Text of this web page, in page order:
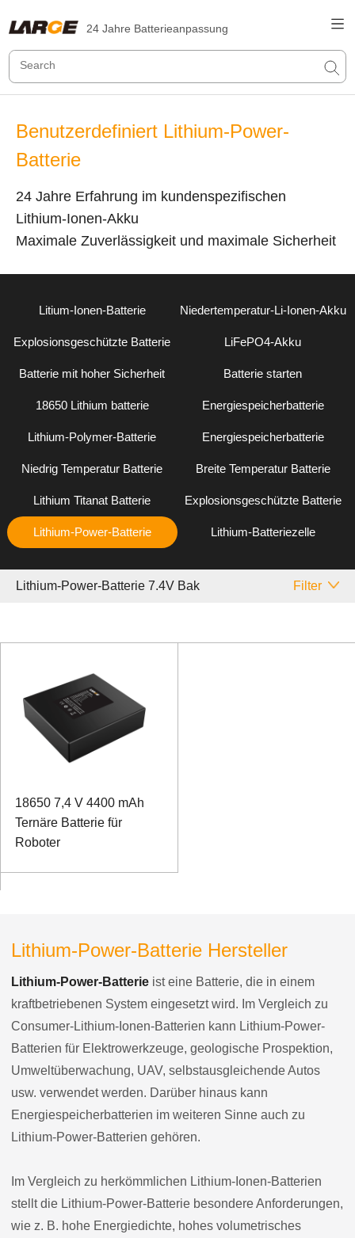
24 Jahre Batterieanpassung
Benutzerdefiniert Lithium-Power-
Batterie
24 Jahre Erfahrung im kundenspezifischen
Lithium-Ionen-Akku
Maximale Zuverlässigkeit und maximale Sicherheit
Litium-Ionen-Batterie Niedertemperatur-Li-Ionen-Akku
Explosionsgeschützte Batterie LiFePO4-Akku
Batterie mit hoher Sicherheit Batterie starten
18650 Lithium batterie Energiespeicherbatterie
Lithium-Polymer-Batterie Energiespeicherbatterie
Niedrig Temperatur Batterie Breite Temperatur Batterie
Lithium Titanat Batterie Explosionsgeschützte Batterie
Lithium-Power-Batterie Lithium-Batteriezelle
Lithium-Power-Batterie 7.4V Bak Filter
18650 7,4 V 4400 mAh
Ternäre Batterie für
Roboter
Lithium-Power-Batterie Hersteller
Lithium-Power-Batterie ist eine Batterie, die in einem
kraftbetriebenen System eingesetzt wird. Im Vergleich zu
Consumer-Lithium-Ionen-Batterien kann Lithium-Power-
Batterien für Elektrowerkzeuge, geologische Prospektion,
Umweltüberwachung, UAV, selbstausgleichende Autos
usw. verwendet werden. Darüber hinaus kann
Energiespeicherbatterien im weiteren Sinne auch zu
Lithium-Power-Batterien gehören.
Im Vergleich zu herkömmlichen Lithium-Ionen-Batterien
stellt die Lithium-Power-Batterie besondere Anforderungen,
wie z. B. hohe Energiedichte, hohes volumetrisches